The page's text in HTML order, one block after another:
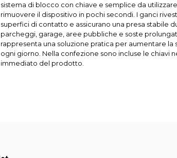
sistema di blocco con chiave e semplice da
rimuovere il dispositivo in pochi secondi. I ganci
superfici di contatto e assicurano una presa stabile
parcheggi, garage, aree pubbliche e soste
rappresenta una soluzione pratica per aumentare
ogni giorno. Nella confezione sono incluse le chiavi
immediato del prodotto.